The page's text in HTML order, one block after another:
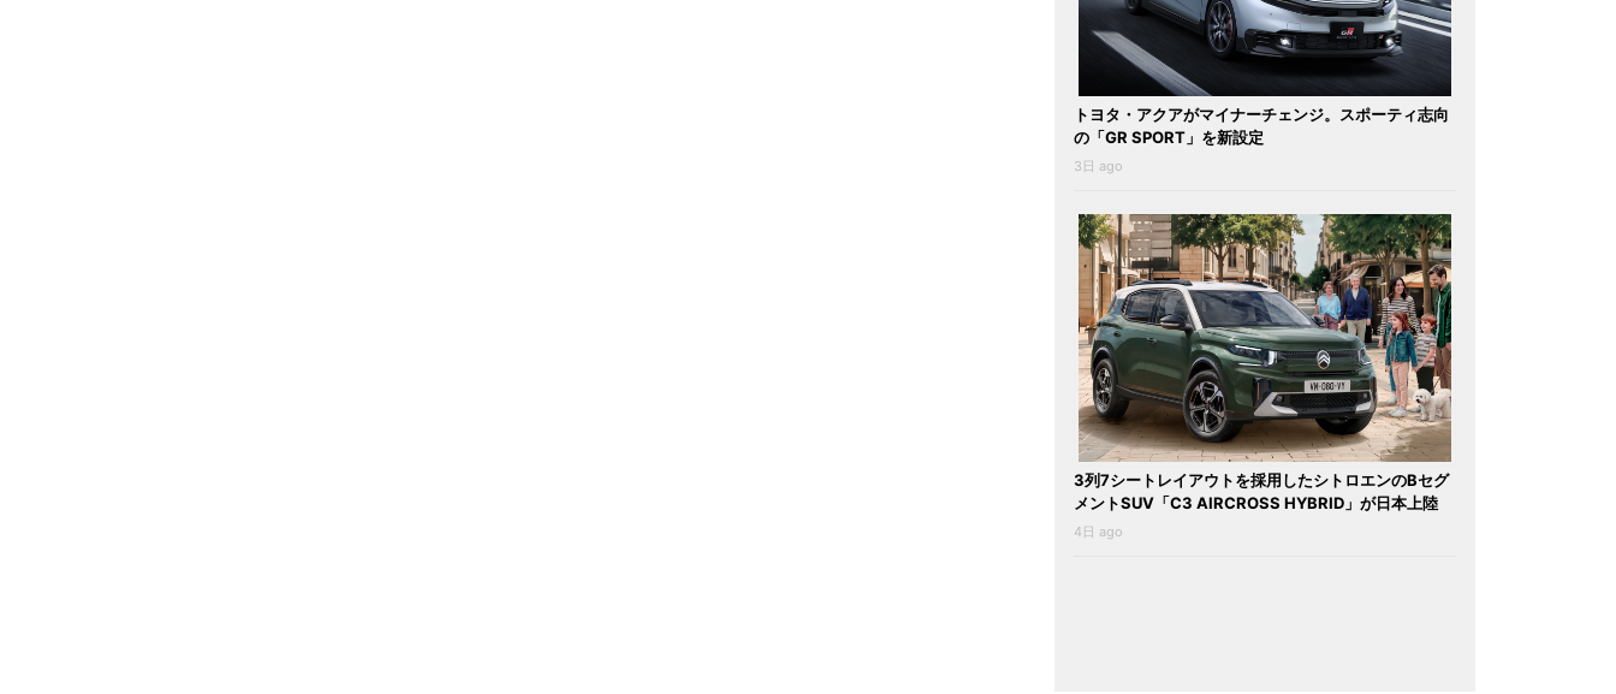
トヨタ・アクアがマイナーチェンジ。スポーティ志向
の「GR SPORT」を新設定
3日 ago
3列7シートレイアウトを採用したシトロエンのBセグ
メントSUV「C3 AIRCROSS HYBRID」が日本上陸
4日 ago